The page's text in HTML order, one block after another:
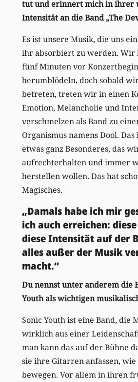
tut und erinnert mich in ihrer
Intensität an die Band „The
Es ist unsere Musik, die uns
ihr absorbiert zu werden. Wir
fünf Minuten vor
herumblödeln, doch sobald
betreten, treten wir in einen
Emotion, Melancholie und
verschmelzen als Band zu
Organismus namens Dool.
etwas ganz Besonderes, das
aufrechterhalten und immer
herstellen wollen. Das hat
Magisches.
„Damals habe ich mir
ich auch erreichen:
diese Intensität auf der
alles außer der Musik
macht.“
Du nennst unter anderem die
Youth als wichtigen
Sonic Youth ist eine Band, die
wirklich aus einer
man kann das auf der Bühne
sie ihre Gitarren anfassen, wie
bewegen. Vor allem in ihren